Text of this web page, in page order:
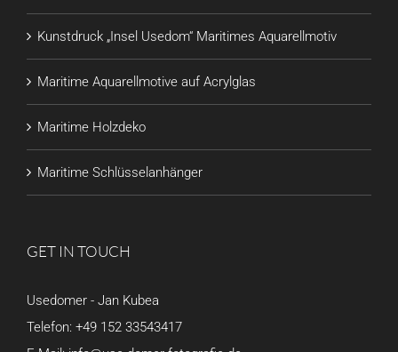
Kunstdruck „Insel Usedom“ Maritimes Aquarellmotiv
Maritime Aquarellmotive auf Acrylglas
Maritime Holzdeko
Maritime Schlüsselanhänger
GET IN TOUCH
Usedomer - Jan Kubea
Telefon: +49 152 33543417